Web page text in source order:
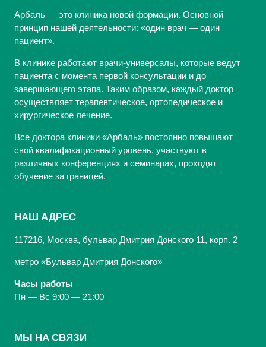
Арбаль — это клиника новой формации. Основной
принцип нашей деятельности: «один врач — один
пациент».
В клинике работают врачи-универсалы, которые ведут
пациента с момента первой консультации и до
завершающего этапа. Таким образом, каждый доктор
осуществляет терапевтическое, ортопедическое и
хирургическое лечение.
Все доктора клиники «Арбаль» постоянно повышают
свой квалификационный уровень, участвуют в
различных конференциях и семинарах, проходят
обучение за границей.
НАШ АДРЕС
117216, Москва, бульвар Дмитрия Донского 11, корп. 2
метро «Бульвар Дмитрия Донского»
Часы работы
Пн — Вс 9:00 — 21:00
МЫ НА СВЯЗИ